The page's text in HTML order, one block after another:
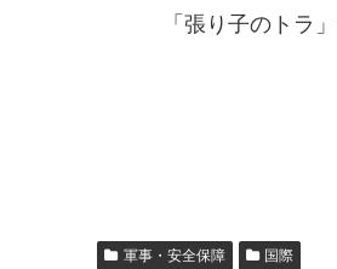
「張り子のトラ
軍事・安全保障 国際